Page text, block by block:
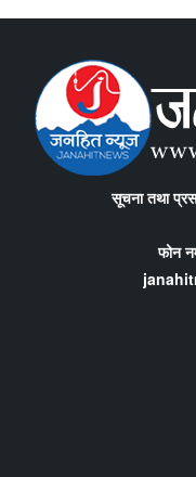
सूचना तथा
फोन